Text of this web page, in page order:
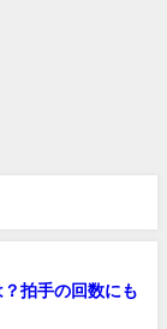
拍手の回数にも